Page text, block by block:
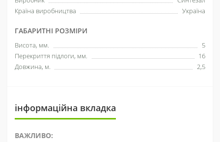
Країна виробництва
Україна
ГАБАРИТНІ РОЗМІРИ
Висота, мм.
5
Перекриття підлоги, мм.
16
Довжина, м.
2,5
інформаційна вкладка
ВАЖЛИВО: